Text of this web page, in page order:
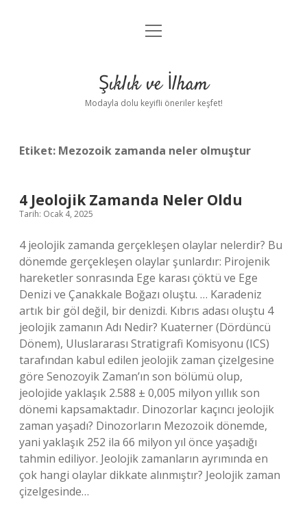
Anasayfa
Yasal Uyarı
menüyü
Şıklık ve İlham
Modayla dolu keyifli öneriler keşfet!
Etiket: Mezozoik zamanda neler olmuştur
4 Jeolojik Zamanda Neler Oldu
Tarih: Ocak 4, 2025
4 jeolojik zamanda gerçekleşen olaylar nelerdir? Bu
dönemde gerçekleşen olaylar şunlardır: Pirojenik
hareketler sonrasında Ege karası çöktü ve Ege
Denizi ve Çanakkale Boğazı oluştu. … Karadeniz
artık bir göl değil, bir denizdi. Kıbrıs adası oluştu 4
jeolojik zamanın Adı Nedir? Kuaterner (Dördüncü
Dönem), Uluslararası Stratigrafi Komisyonu (ICS)
tarafından kabul edilen jeolojik zaman çizelgesine
göre Senozoyik Zaman’ın son bölümü olup,
jeolojide yaklaşık 2.588 ± 0,005 milyon yıllık son
dönemi kapsamaktadır. Dinozorlar kaçıncı jeolojik
zaman yaşadı? Dinozorların Mezozoik dönemde,
yani yaklaşık 252 ila 66 milyon yıl önce yaşadığı
tahmin ediliyor. Jeolojik zamanların ayrımında en
çok hangi olaylar dikkate alınmıştır? Jeolojik zaman
çizelgesinde…